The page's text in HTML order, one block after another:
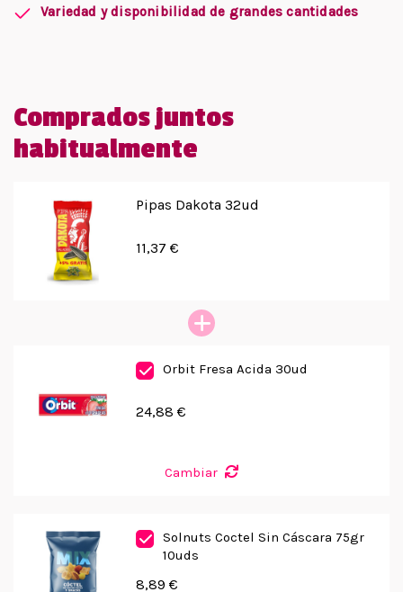
Variedad y disponibilidad de grandes cantidades
Comprados juntos
habitualmente
Pipas Dakota 32ud
11,37 €
Orbit Fresa Acida 30ud
24,88 €
Cambiar
Solnuts Coctel Sin Cáscara 75gr
10uds
8,89 €